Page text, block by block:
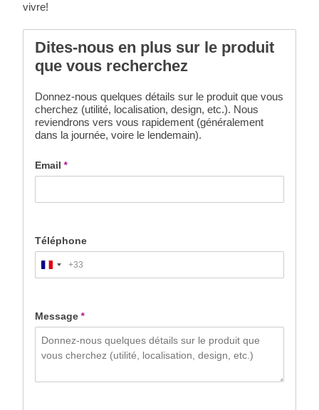
vivre!
Dites-nous en plus sur le produit
que vous recherchez
Donnez-nous quelques détails sur le produit que vous
cherchez (utilité, localisation, design, etc.). Nous
reviendrons vers vous rapidement (généralement
dans la journée, voire le lendemain).
Email *
Téléphone
France
+33
+33
Message*